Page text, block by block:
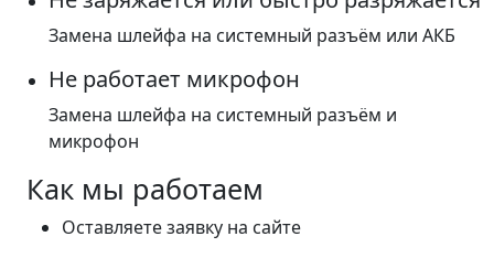
Замена шлейфа на системный разъём или АКБ
Не работает микрофон
Замена шлейфа на системный разъём и
микрофон
Как мы работаем
Оставляете заявку на сайте